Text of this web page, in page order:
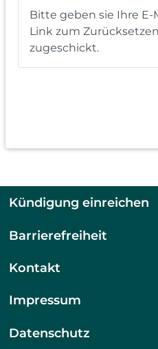
Bitte geben sie Ihre E-
Link zum
zugeschickt.
Kündigung einreichen
Barrierefreiheit
Kontakt
Impressum
Datenschutz